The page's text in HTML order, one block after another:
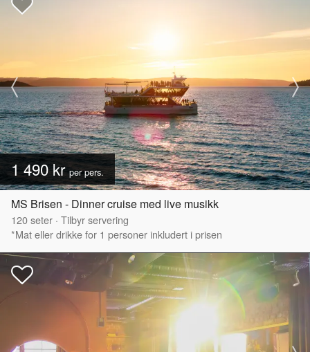
1 490 krper pers.
MS Brisen - Dinner cruise med live musikk
120seter · Tilbyr servering
*Mat eller drikke for 1 personer inkludert i prisen